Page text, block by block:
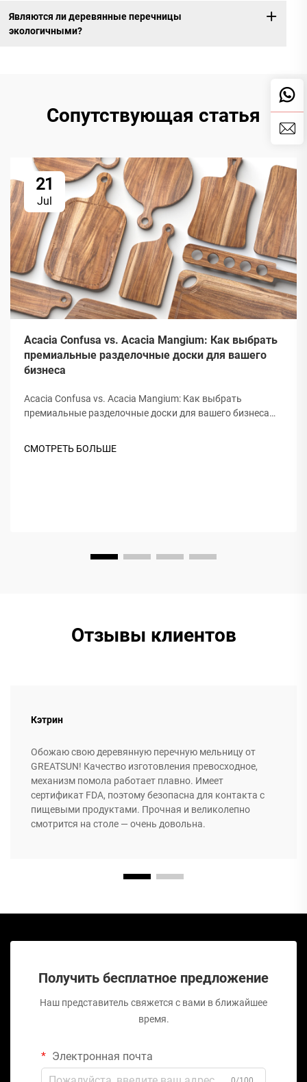
Являются ли деревянные перечницы
экологичными?
Сопутствующая статья
21
Jul
Acacia Confusa vs. Acacia Mangium: Как выбрать
премиальные разделочные доски для вашего
бизнеса
Acacia Confusa vs. Acacia Mangium: Как выбрать
премиальные разделочные доски для вашего бизнеса
долговечность. Но не вся акация одинакова. Рынок
СМОТРЕТЬ БОЛЬШЕ
Отзывы клиентов
Кэтрин
Обожаю свою деревянную перечную мельницу от
GREATSUN! Качество изготовления превосходное,
механизм помола работает плавно. Имеет
сертификат FDA, поэтому безопасна для контакта с
пищевыми продуктами. Прочная и великолепно
смотрится на столе — очень довольна.
Получить бесплатное предложение
Наш представитель свяжется с вами в ближайшее
время.
Электронная почта